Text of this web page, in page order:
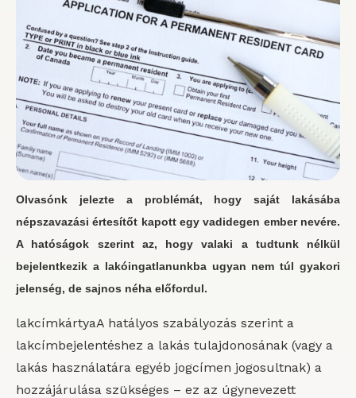
Olvasónk jelezte a problémát, hogy saját lakásába
népszavazási értesítőt kapott egy vadidegen ember nevére.
A hatóságok szerint az, hogy valaki a tudtunk nélkül
bejelentkezik a lakóingatlanunkba ugyan nem túl gyakori
jelenség, de sajnos néha előfordul.
lakcímkártyaA hatályos szabályozás szerint a
lakcímbejelentéshez a lakás tulajdonosának (vagy a
lakás használatára egyéb jogcímen jogosultnak) a
hozzájárulása szükséges – ez az úgynevezett